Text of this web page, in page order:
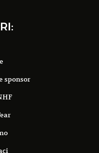
sponsor